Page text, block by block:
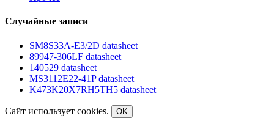
Случайные записи
SM8S33A-E3/2D datasheet
89947-306LF datasheet
140529 datasheet
MS3112E22-41P datasheet
K473K20X7RH5TH5 datasheet
Сайт использует cookies.
OK